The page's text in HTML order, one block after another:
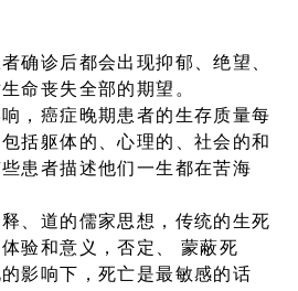
确诊后都会出现抑郁、绝望、
命丧失全部的期望。
，癌症晚期患者的生存质量每
括躯体的、心理的、社会的和
患者描述他们一生都在苦海
、道的儒家思想，传统的生死
验和意义，否定、 蒙蔽死
影响下，死亡是最敏感的话